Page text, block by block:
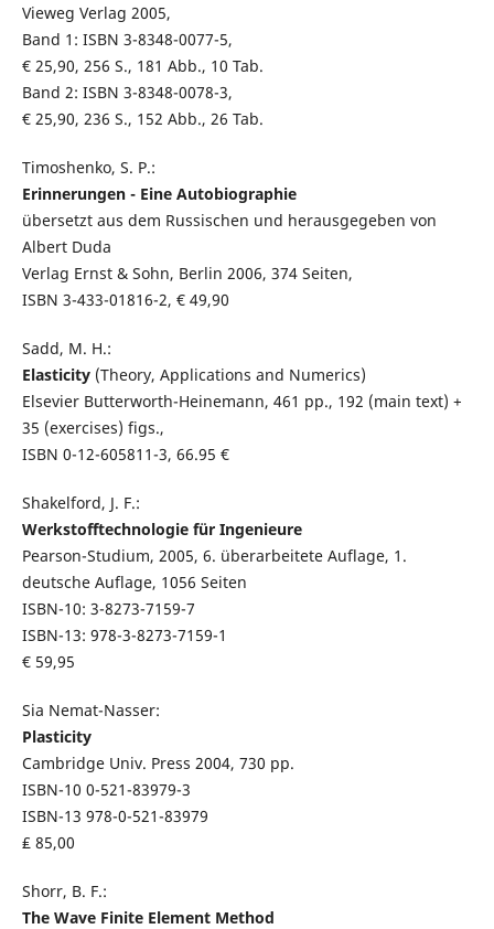
Vieweg Verlag 2005,
Band 1: ISBN 3-8348-0077-5,
€ 25,90, 256 S., 181 Abb., 10 Tab.
Band 2: ISBN 3-8348-0078-3,
€ 25,90, 236 S., 152 Abb., 26 Tab.
Timoshenko, S. P.:
Erinnerungen - Eine Autobiographie
übersetzt aus dem Russischen und herausgegeben von
Albert Duda
Verlag Ernst & Sohn, Berlin 2006, 374 Seiten,
ISBN 3-433-01816-2, € 49,90
Sadd, M. H.:
Elasticity(Theory, Applications and Numerics)
Elsevier Butterworth-Heinemann, 461 pp., 192 (main text) +
35 (exercises) figs.,
ISBN 0-12-605811-3, 66.95 €
Shakelford, J. F.:
Werkstofftechnologie für Ingenieure
Pearson-Studium, 2005, 6. überarbeitete Auflage, 1.
deutsche Auflage, 1056 Seiten
ISBN-10: 3-8273-7159-7
ISBN-13: 978-3-8273-7159-1
€ 59,95
Sia Nemat-Nasser:
Plasticity
Cambridge Univ. Press 2004, 730 pp.
ISBN-10 0-521-83979-3
ISBN-13 978-0-521-83979
₤ 85,00
Shorr, B. F.:
The Wave Finite Element Method